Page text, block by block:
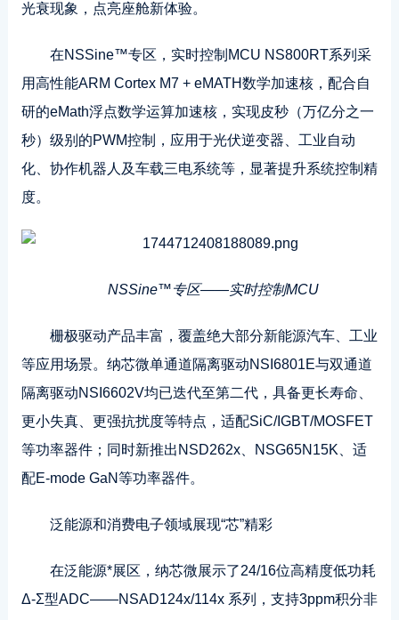
光衰现象，点亮座舱新体验。
在NSSine™专区，实时控制MCU NS800RT系列采
用高性能ARM Cortex M7 + eMATH数学加速核，配合自
研的eMath浮点数学运算加速核，实现皮秒（万亿分之一
秒）级别的PWM控制，应用于光伏逆变器、工业自动
化、协作机器人及车载三电系统等，显著提升系统控制精
度。
NSSine™专区——实时控制MCU
栅极驱动产品丰富，覆盖绝大部分新能源汽车、工业
等应用场景。纳芯微单通道隔离驱动NSI6801E与双通道
隔离驱动NSI6602V均已迭代至第二代，具备更长寿命、
更小失真、更强抗扰度等特点，适配SiC/IGBT/MOSFET
等功率器件；同时新推出NSD262x、NSG65N15K、适
配E-mode GaN等功率器件。
泛能源和消费电子领域展现“芯”精彩
在泛能源*展区，纳芯微展示了24/16位高精度低功耗
Δ-Σ型ADC——NSAD124x/114x 系列，支持3ppm积分非